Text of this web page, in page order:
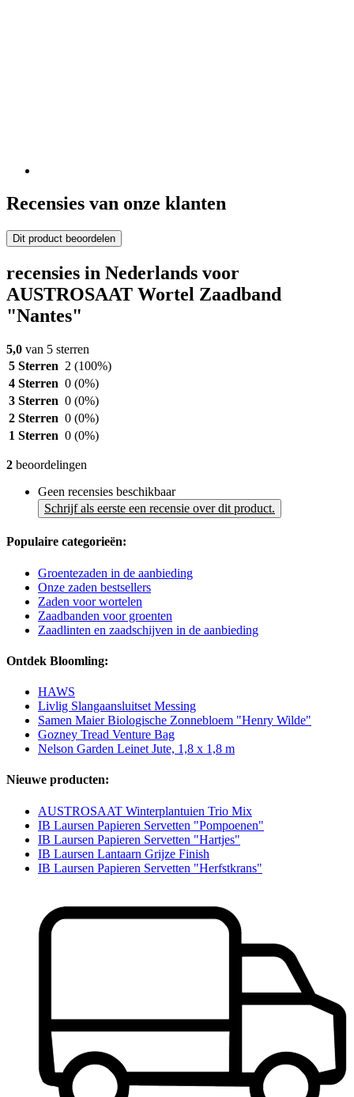
Recensies van onze klanten
Dit product beoordelen
recensies in Nederlands voor
AUSTROSAAT Wortel Zaadband
"Nantes"
5,0 van 5 sterren
5 Sterren 2 (100%)
4 Sterren 0 (0%)
3 Sterren 0 (0%)
2 Sterren 0 (0%)
1 Sterren 0 (0%)
2 beoordelingen
Geen recensies beschikbaar
Schrijf als eerste een recensie over dit product.
Populaire categorieën:
Groentezaden in de aanbieding
Onze zaden bestsellers
Zaden voor wortelen
Zaadbanden voor groenten
Zaadlinten en zaadschijven in de aanbieding
Ontdek Bloomling:
HAWS
Livlig Slangaansluitset Messing
Samen Maier Biologische Zonnebloem "Henry Wilde"
Gozney Tread Venture Bag
Nelson Garden Leinet Jute, 1,8 x 1,8 m
Nieuwe producten:
AUSTROSAAT Winterplantuien Trio Mix
IB Laursen Papieren Servetten "Pompoenen"
IB Laursen Papieren Servetten "Hartjes"
IB Laursen Lantaarn Grijze Finish
IB Laursen Papieren Servetten "Herfstkrans"